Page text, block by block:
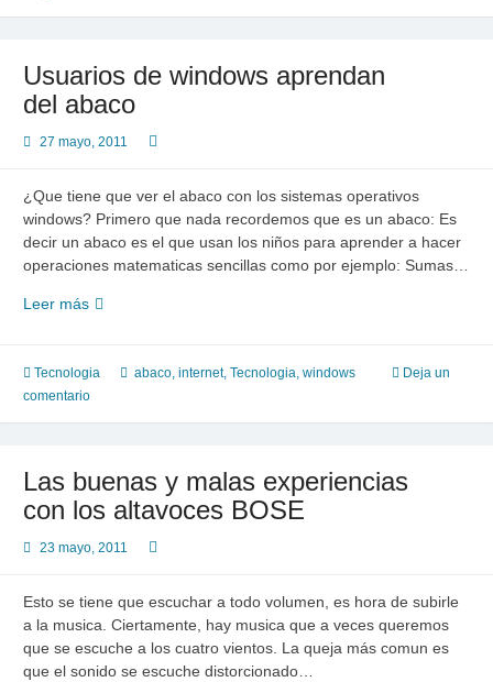
Usuarios de windows aprendan
del abaco
27 mayo, 2011
¿Que tiene que ver el abaco con los sistemas operativos
windows? Primero que nada recordemos que es un abaco: Es
decir un abaco es el que usan los niños para aprender a hacer
operaciones matematicas sencillas como por ejemplo: Sumas…
Leer másUsuarios
aprendan
del
abaco
Tecnologia abaco, internet, Tecnologia, windows
Deja un
comentario
Las buenas y malas experiencias
con los altavoces BOSE
23 mayo, 2011
Esto se tiene que escuchar a todo volumen, es hora de subirle
a la musica. Ciertamente, hay musica que a veces queremos
que se escuche a los cuatro vientos. La queja más comun es
que el sonido se escuche distorcionado…